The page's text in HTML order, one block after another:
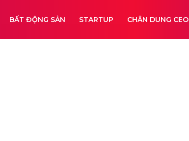
BẤT ĐỘNG SẢN STARTUP CHÂN DUNG CEO